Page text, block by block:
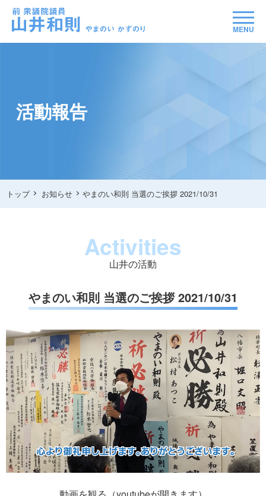
MENU
活動報告
トップ お知らせ やまのい和則 当選のご挨拶 2021/10/31
Activities
山井の活動
やまのい和則 当選のご挨拶 2021/10/31